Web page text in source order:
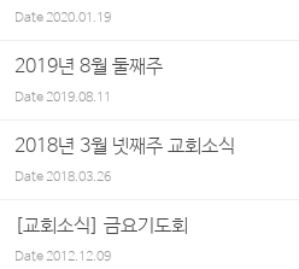
Date2020.01.19
2019년 8월 둘째주
Date2019.08.11
2018년 3월 넷째주 교회소식
Date2018.03.26
[교회소식] 금요기도회
Date2012.12.09